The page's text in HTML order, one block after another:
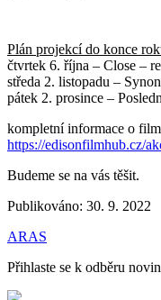
Plán projekcí do konce
čtvrtek 6. října – Close –
středa 2. listopadu –
pátek 2. prosince –
kompletní informace o
https://edisonfilmhub.cz/
Budeme se na vás těšit.
Publikováno: 30. 9. 2022
ARAS
Přihlaste se k odběru